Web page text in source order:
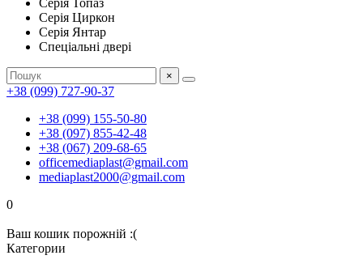
Серія Топаз
Серія Циркон
Серія Янтар
Спеціальні двері
×
+38 (099) 727-90-37
+38 (099) 155-50-80
+38 (097) 855-42-48
+38 (067) 209-68-65
officemediaplast@gmail.com
mediaplast2000@gmail.com
0
Ваш кошик порожній :(
Категории